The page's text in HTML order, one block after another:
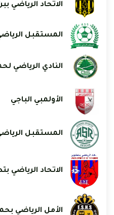
الاتحاد الرياضي
المستقبل
النادي الرياضي
الأولمبي الباجي
المستقبل
الاتحاد الرياضي
الأمل الرياضي